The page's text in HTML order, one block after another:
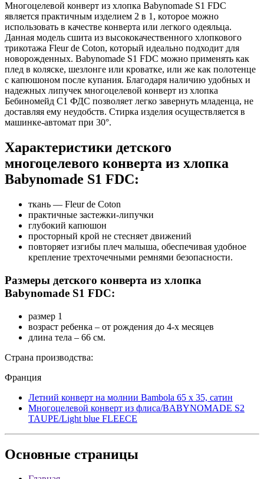
Многоцелевой конверт из хлопка Babynomade S1 FDC
является практичным изделием 2 в 1, которое можно
использовать в качестве конверта или легкого одеяльца.
Данная модель сшита из высококачественного хлопкового
трикотажа Fleur de Coton, который идеально подходит для
новорожденных. Babynomade S1 FDC можно применять как
плед в коляске, шезлонге или кроватке, или же как полотенце
с капюшоном после купания. Благодаря наличию удобных и
надежных липучек многоцелевой конверт из хлопка
Бебиномейд С1 ФДС позволяет легко завернуть младенца, не
доставляя ему неудобств. Стирка изделия осуществляется в
машинке-автомат при 30°.
Характеристики детского
многоцелевого конверта из хлопка
Babynomade S1 FDC:
ткань — Fleur de Coton
практичные застежки-липучки
глубокий капюшон
просторный крой не стесняет движений
повторяет изгибы плеч малыша, обеспечивая удобное
крепление трехточечными ремнями безопасности.
Размеры детского конверта из хлопка
Babynomade S1 FDC:
размер 1
возраст ребенка – от рождения до 4-х месяцев
длина тела – 66 см.
Страна производства:
Франция
Летний конверт на молнии Bambola 65 х 35, сатин
Многоцелевой конверт из флиса/BABYNOMADE S2
TAUPE/Light blue FLEECE
Основные страницы